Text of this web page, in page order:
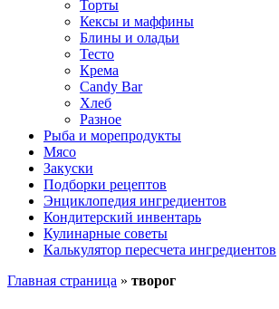
Торты
Кексы и маффины
Блины и оладьи
Тесто
Крема
Candy Bar
Хлеб
Разное
Рыба и морепродукты
Мясо
Закуски
Подборки рецептов
Энциклопедия ингредиентов
Кондитерский инвентарь
Кулинарные советы
Калькулятор пересчета ингредиентов
Главная страница » творог